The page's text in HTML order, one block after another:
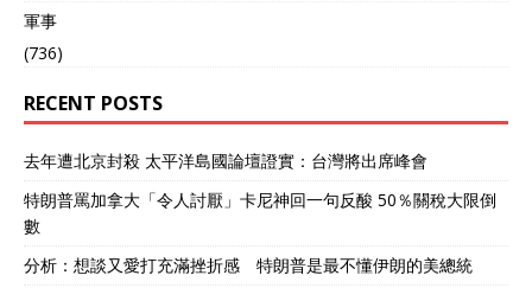
这些在外人看来有些不可思
议的举动，却在当时的土库
个国家蒙上了一层浓厚的神
秘色彩。 在这种氛围下，土
库曼斯坦的国门越关越紧。
外国的报纸、杂志、电视
台，基本都被拒之门外。互
联网在这里也受到了严格的
管控，普通人很难接触到外
界的真实信息。 想要去土库
軍事
(736)
RECENT POSTS
去年遭北京封殺 太平洋島國論壇證實：台灣將出席峰會
特朗普罵加拿大「令人討厭」卡尼神回一句反酸 50％關稅大限倒
數
分析：想談又愛打充滿挫折感 特朗普是最不懂伊朗的美總統